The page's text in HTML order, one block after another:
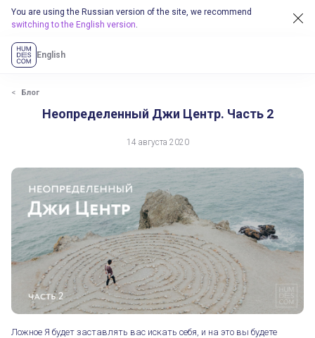
You are using the Russian version of the site, we recommend
switching to the English version.
English
Блог
Неопределенный Джи Центр. Часть 2
14 августа 2020
Ложное Я будет заставлять вас искать себя, и на это вы будете